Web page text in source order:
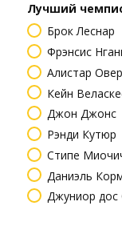
Лучший
Брок Леснар
Фрэнсис
Алистар
Кейн
Джон Джонс
Рэнди Кутюр
Стипе
Даниэль
Джуниор дос